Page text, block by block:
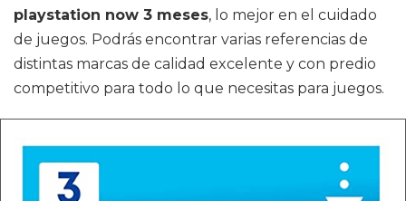
playstation now 3 meses, lo mejor en el cuidado
de juegos. Podrás encontrar varias referencias de
distintas marcas de calidad excelente y con predio
competitivo para todo lo que necesitas para juegos.